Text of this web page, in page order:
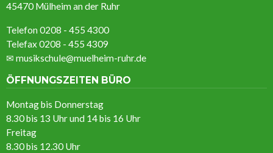
45470 Mülheim an der Ruhr
Telefon 0208 - 455 4300
Telefax 0208 - 455 4309
✉ musikschule@muelheim-ruhr.de
ÖFFNUNGSZEITEN BÜRO
Montag bis Donnerstag
8.30 bis 13 Uhr und 14 bis 16 Uhr
Freitag
8.30 bis 12.30 Uhr